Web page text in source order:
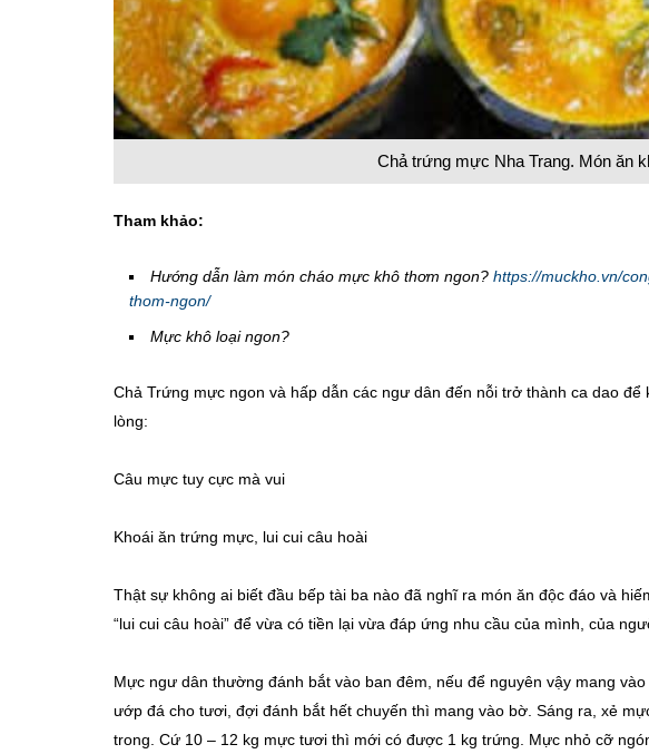
Chả trứng mực Nha Trang. Món ăn
Tham khảo:
Hướng dẫn làm món cháo mực khô thơm ngon? https://muckho.vn/
thom-ngon/
Mực khô loại ngon?
Chả Trứng mực ngon và hấp dẫn các ngư dân đến nỗi trở thành ca dao
lòng:
Câu mực tuy cực mà vui
Khoái ăn trứng mực, lui cui câu hoài
Thật sự không ai biết đầu bếp tài ba nào đã nghĩ ra món ăn độc đáo và
“lui cui câu hoài” để vừa có tiền lại vừa đáp ứng nhu cầu của mình, của
Mực ngư dân thường đánh bắt vào ban đêm, nếu để nguyên vậy mang
ướp đá cho tươi, đợi đánh bắt hết chuyến thì mang vào bờ. Sáng ra, xẻ
trong. Cứ 10 – 12 kg mực tươi thì mới có được 1 kg trứng. Mực nhỏ cỡ